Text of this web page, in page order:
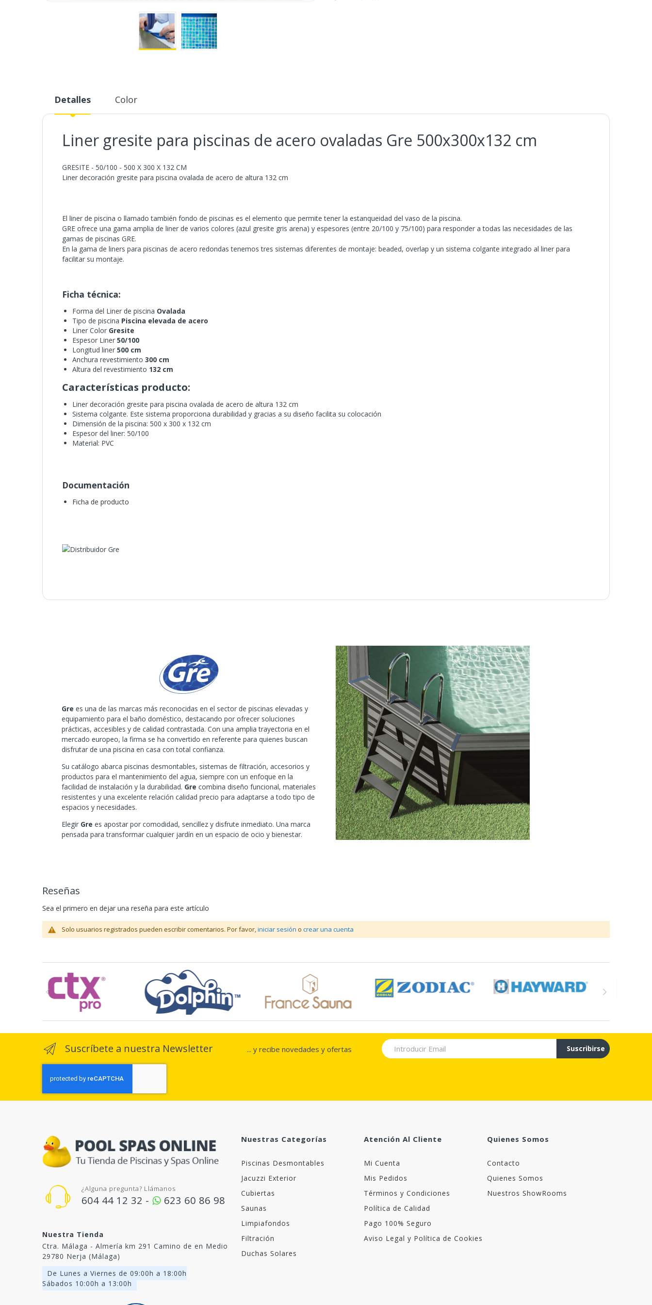
galería
de
Detalles Color
Liner gresite para piscinas de acero ovaladas Gre 500x300x132 cm
GRESITE - 50/100 - 500 X 300 X 132 CM
Liner decoración gresite para piscina ovalada de acero de altura 132 cm
El liner de piscina o llamado también fondo de piscinas es el elemento que permite tener la estanqueidad del vaso de la piscina.
GRE ofrece una gama amplia de liner de varios colores (azul gresite gris arena) y espesores (entre 20/100 y 75/100) para responder a todas las necesidades de las
gamas de piscinas GRE.
En la gama de liners para piscinas de acero redondas tenemos tres sistemas diferentes de montaje: beaded, overlap y un sistema colgante integrado al liner para
facilitar su montaje.
Ficha técnica:
Forma del Liner de piscina Ovalada
Tipo de piscina Piscina elevada de acero
Liner Color Gresite
Espesor Liner 50/100
Longitud liner 500 cm
Anchura revestimiento 300 cm
Altura del revestimiento 132 cm
Características producto:
Liner decoración gresite para piscina ovalada de acero de altura 132 cm
Sistema colgante. Este sistema proporciona durabilidad y gracias a su diseño facilita su colocación
Dimensión de la piscina: 500 x 300 x 132 cm
Espesor del liner: 50/100
Material: PVC
Documentación
Ficha de producto
Gre es una de las marcas más reconocidas en el sector de piscinas elevadas y
equipamiento para el baño doméstico, destacando por ofrecer soluciones
prácticas, accesibles y de calidad contrastada. Con una amplia trayectoria en el
mercado europeo, la firma se ha convertido en referente para quienes buscan
disfrutar de una piscina en casa con total confianza.
Su catálogo abarca piscinas desmontables, sistemas de filtración, accesorios y
productos para el mantenimiento del agua, siempre con un enfoque en la
facilidad de instalación y la durabilidad. Gre combina diseño funcional, materiales
resistentes y una excelente relación calidad precio para adaptarse a todo tipo de
espacios y necesidades.
Elegir Gre es apostar por comodidad, sencillez y disfrute inmediato. Una marca
pensada para transformar cualquier jardín en un espacio de ocio y bienestar.
Reseñas
Sea el primero en dejar una reseña para este artículo
Solo usuarios registrados pueden escribir comentarios. Por favor,iniciar sesión o crear una cuenta
Suscríbete a nuestra Newsletter ... y recibe novedades y ofertas Suscribirse
¿Alguna pregunta? Llámanos
604 44 12 32 - 623 60 86 98
Nuestra Tienda
Ctra. Málaga - Almería km 291 Camino de en Medio
29780 Nerja (Málaga)
De Lunes a Viernes de 09:00h a 18:00h
Sábados 10:00h a 13:00h
Nuestras Categorías
Piscinas Desmontables
Jacuzzi Exterior
Cubiertas
Saunas
Limpiafondos
Filtración
Duchas Solares
Atención Al Cliente
Mi Cuenta
Mis Pedidos
Términos y Condiciones
Política de Calidad
Pago 100% Seguro
Aviso Legal y Política de Cookies
Quienes Somos
Contacto
Quienes Somos
Nuestros ShowRooms